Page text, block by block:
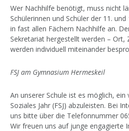
Wer Nachhilfe benötigt, muss nicht
Schülerinnen und Schüler der 11.
in fast allen Fächern Nachhilfe an.
Sekretariat hergestellt werden – Ort,
werden individuell miteinander
FSJ am Gymnasium Hermeskeil
An unserer Schule ist es möglich, ein
Soziales Jahr (FSJ) abzuleisten. Bei
uns bitte über die Telefonnummer
Wir freuen uns auf junge engagierte